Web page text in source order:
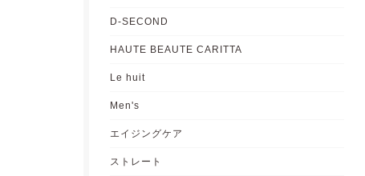
D-SECOND
HAUTE BEAUTE CARITTA
Le huit
Men's
エイジングケア
ストレート